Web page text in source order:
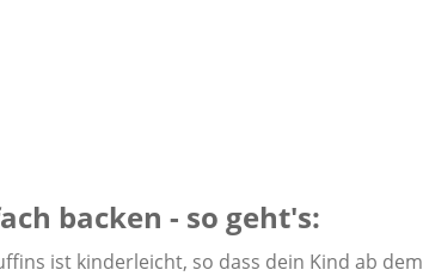
backen - so geht's:
ist kinderleicht, so dass dein Kind ab dem